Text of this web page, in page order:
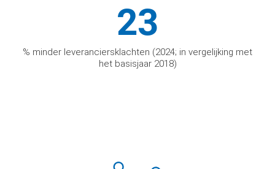
23
% minder leveranciersklachten (2024; in vergelijking met
het basisjaar 2018)